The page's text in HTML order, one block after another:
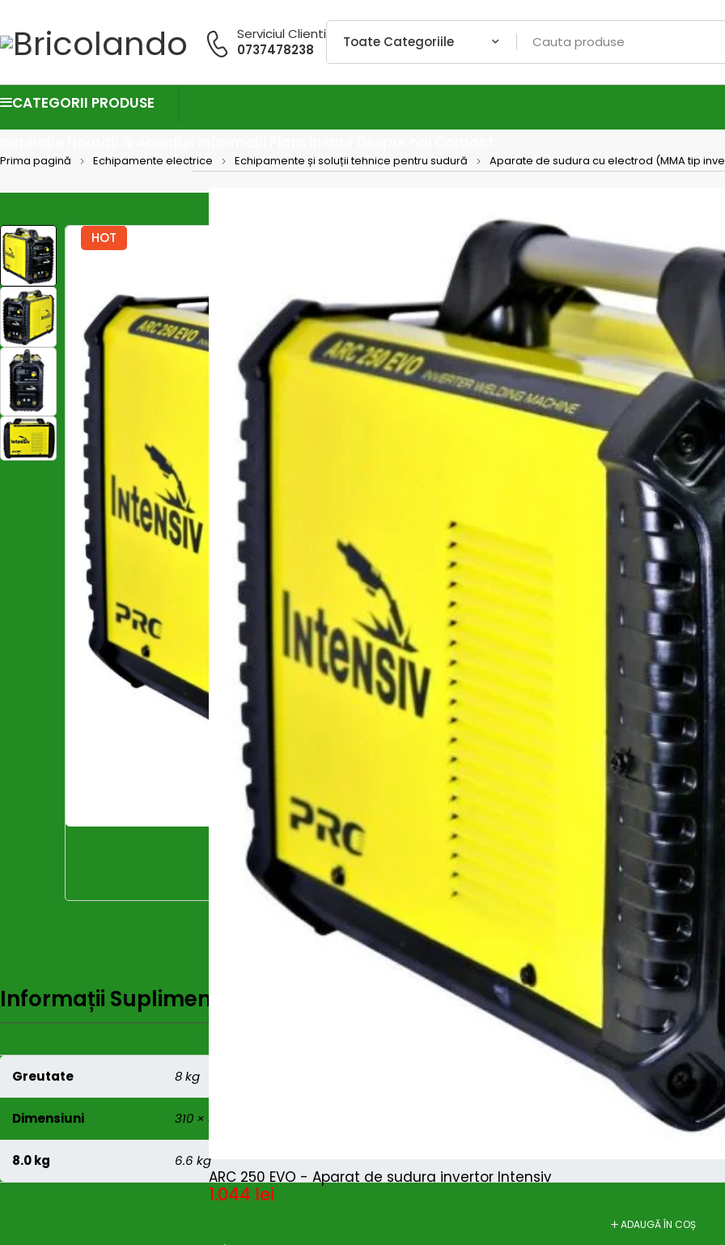
Serviciul Clienti
0737478238
CATEGORII PRODUSE
HOT
ARC 250 EVO - Aparat de sudura invertor Intensiv
1.044 lei
ADAUGĂ ÎN COȘ
Prima pagină Echipamente electrice Echipamente și soluții tehnice pentru sudură Aparate de sudura cu electrod (MMA tip
HOT
ARC
ARC 250
sudura tip
– Aparat
greutate
curent
protejat de
arcului
– Poate fi
fonta , dar
– Foarte
– permite
–
foarte
–
– ciclul de
– cuple
– este
– arc force
hot start
sudura
Ciclu
Ciclu
Ciclu
1.044
SKU:53150
Categories:
Informații Suplimentare
Greutate 8 kg
Dimensiuni 310 × 440 × 250 mm
8.0 kg 6.6 kg